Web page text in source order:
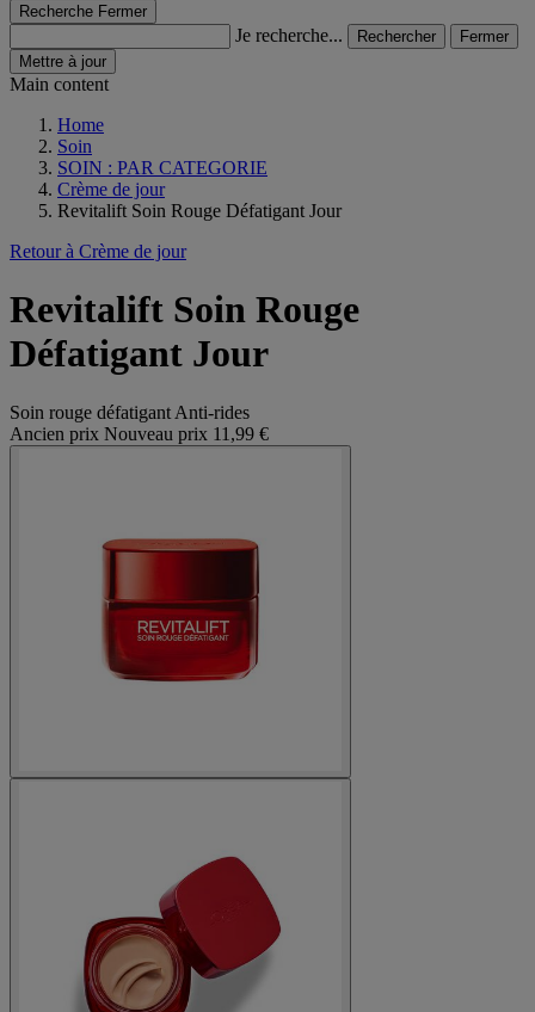
Recherche Fermer
Je recherche... Rechercher
Fermer
Mettre à jour
Main content
Home
Soin
SOIN : PAR CATEGORIE
Crème de jour
Revitalift Soin Rouge Défatigant Jour
Retour à Crème de jour
Revitalift Soin Rouge
Défatigant Jour
Soin rouge défatigant Anti-rides
Ancien prix Nouveau prix 11,99 €